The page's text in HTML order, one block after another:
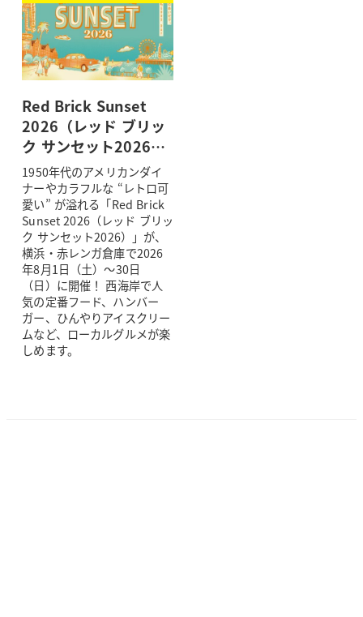
Red Brick Sunset
2026（レッド ブリッ
ク サンセット2026…
1950年代のアメリカンダイ
ナーやカラフルな “レトロ可
愛い” が溢れる「Red Brick
Sunset 2026（レッド ブリッ
ク サンセット2026）」が、
横浜・赤レンガ倉庫で2026
年8月1日（土）～30日
（日）に開催！ 西海岸で人
気の定番フード、ハンバー
ガー、ひんやりアイスクリー
ムなど、ローカルグルメが楽
しめます。